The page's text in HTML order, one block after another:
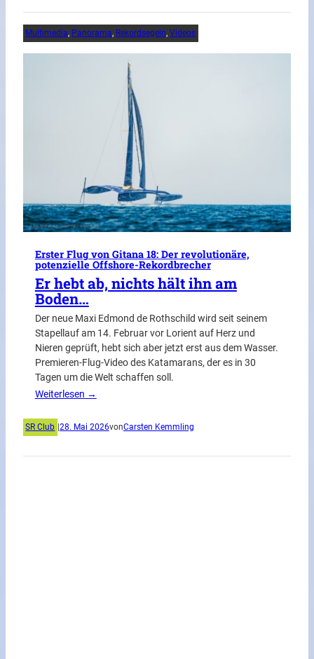
Multimedia, Panorama, Rekordsegeln, Videos
Erster Flug von Gitana 18: Der revolutionäre,
potenzielle Offshore-Rekordbrecher
Er hebt ab, nichts hält ihn am
Boden…
Der neue Maxi Edmond de Rothschild wird seit seinem
Stapellauf am 14. Februar vor Lorient auf Herz und
Nieren geprüft, hebt sich aber jetzt erst aus dem Wasser.
Premieren-Flug-Video des Katamarans, der es in 30
Tagen um die Welt schaffen soll.
Weiterlesen →
SR Club 28. Mai 2026vonCarsten Kemmling